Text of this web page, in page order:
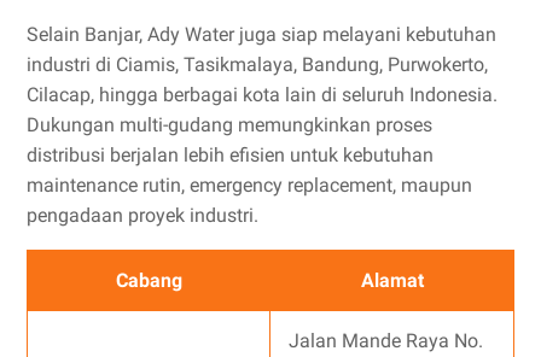
Selain Banjar, Ady Water juga siap melayani kebutuhan
industri di Ciamis, Tasikmalaya, Bandung, Purwokerto,
Cilacap, hingga berbagai kota lain di seluruh Indonesia.
Dukungan multi-gudang memungkinkan proses
distribusi berjalan lebih efisien untuk kebutuhan
maintenance rutin, emergency replacement, maupun
pengadaan proyek industri.
Cabang Alamat
Jalan Mande Raya No.